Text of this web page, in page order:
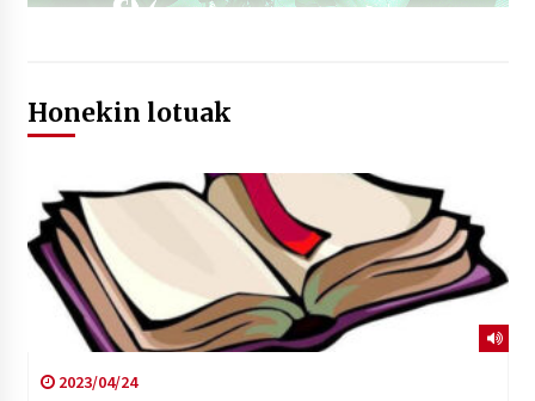
Honekin lotuak
2023/04/24